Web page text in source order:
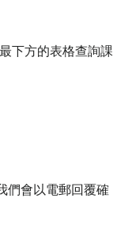
下方的表格查詢課
們會以電郵回覆確